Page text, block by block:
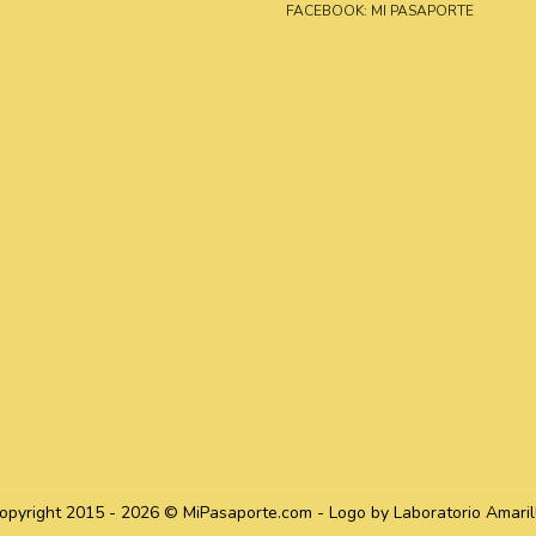
FACEBOOK: MI PASAPORTE
2015 - 2026 © MiPasaporte.com - Logo by Laboratorio